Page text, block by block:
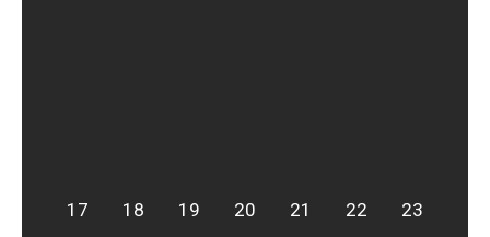
17 18 19 20 21 22 23